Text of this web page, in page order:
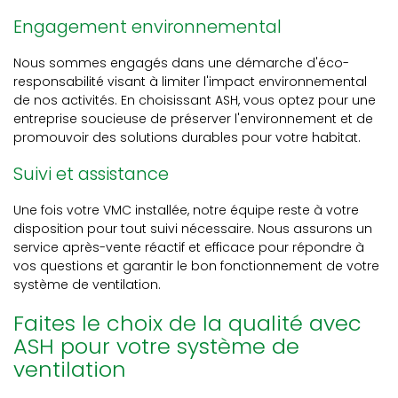
Engagement environnemental
Nous sommes engagés dans une démarche d'éco-
responsabilité visant à limiter l'impact environnemental
de nos activités. En choisissant ASH, vous optez pour une
entreprise soucieuse de préserver l'environnement et de
promouvoir des solutions durables pour votre habitat.
Suivi et assistance
Une fois votre VMC installée, notre équipe reste à votre
disposition pour tout suivi nécessaire. Nous assurons un
service après-vente réactif et efficace pour répondre à
vos questions et garantir le bon fonctionnement de votre
système de ventilation.
Faites le choix de la qualité avec
ASH pour votre système de
ventilation